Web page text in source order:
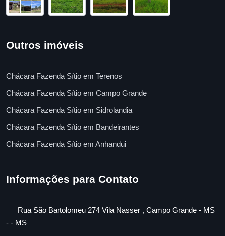
Outros imóveis
Chácara Fazenda Sítio em Terenos
Chácara Fazenda Sítio em Campo Grande
Chácara Fazenda Sítio em Sidrolandia
Chácara Fazenda Sítio em Bandeirantes
Chácara Fazenda Sítio em Anhandui
Informações para Contato
Rua São Bartolomeu 274 Vila Nasser , Campo Grande - MS
- - MS